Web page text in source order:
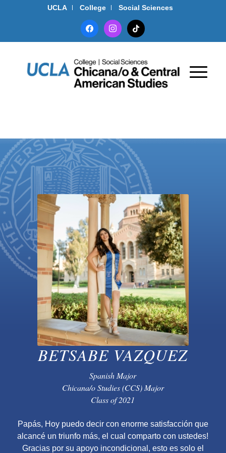
UCLA College Social Sciences
facebookinstagramtiktok
BETSABE VAZQUEZ
Spanish Major
Chicana/o Studies (CCS) Major
Class of 2021
Papás, Hoy puedo decir con enorme satisfacción que
alcancé un triunfo más, el cual comparto con ustedes!
Gracias por su apoyo incondicional, esto es solo el